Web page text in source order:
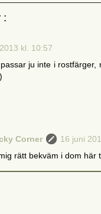
:
kl. 10:57
ju inte i rostfärger,
Corner
16 juni
rätt bekväm i dom här